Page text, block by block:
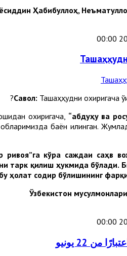
Ҳабибуллоҳ,
Cавол: Ташаҳҳудни охиригача
охиригача, “абдуҳу ва
баён қилинган.
кўра саждаи саҳв
тарк қилиш ҳукмида бўлади.
ҳолат содир бўлишининг
Ўзбекистон
من 22 يونيو